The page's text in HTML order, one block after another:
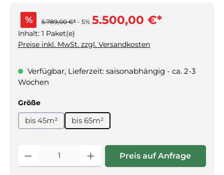
% 5.789,00 €* - 5% 5.500,00 €*
Inhalt: 1 Paket(e)
Preise inkl. MwSt. zzgl. Versandkosten
Verfügbar, Lieferzeit: saisonabhängig - ca. 2-3
Wochen
Größeauswählen
bis 45m² bis 65m²
Produkt Anzahl: Gib den
Preis auf Anfrage